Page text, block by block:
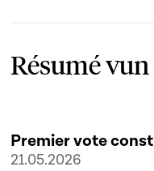
Résumé
21.05.2026